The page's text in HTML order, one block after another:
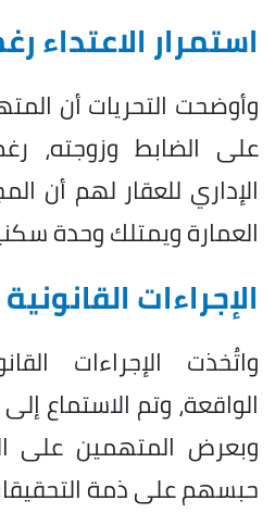
استمرار الاعتداء
وأوضحت التحريات أن
على الضابط وزوجته،
الإداري للعقار لهم أن
العمارة ويمتلك وحدة
الإجراءات القانونية
واتُخذت الإجراءات
الواقعة، وتم الاستماع
وبعرض المتهمين على
حبسهم على ذمة